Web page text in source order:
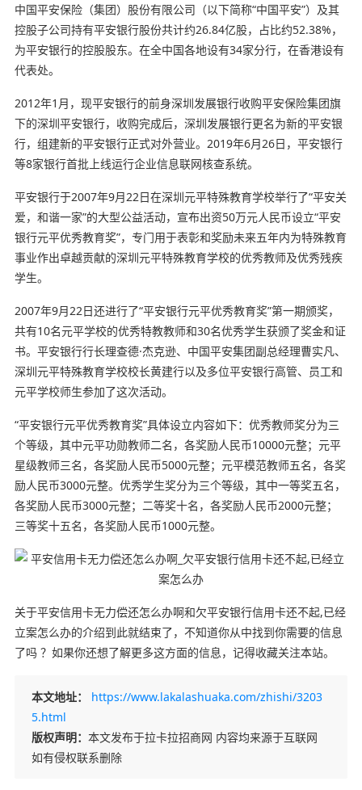
中国平安保险（集团）股份有限公司（以下简称“中国平安”）及其
控股子公司持有平安银行股份共计约26.84亿股，占比约52.38%，
为平安银行的控股股东。在全中国各地设有34家分行，在香港设有
代表处。
2012年1月，现平安银行的前身深圳发展银行收购平安保险集团旗
下的深圳平安银行，收购完成后，深圳发展银行更名为新的平安银
行，组建新的平安银行正式对外营业。2019年6月26日，平安银行
等8家银行首批上线运行企业信息联网核查系统。
平安银行于2007年9月22日在深圳元平特殊教育学校举行了“平安关
爱，和谐一家”的大型公益活动，宣布出资50万元人民币设立“平安
银行元平优秀教育奖”，专门用于表彰和奖励未来五年内为特殊教育
事业作出卓越贡献的深圳元平特殊教育学校的优秀教师及优秀残疾
学生。
2007年9月22日还进行了“平安银行元平优秀教育奖”第一期颁奖，
共有10名元平学校的优秀特教教师和30名优秀学生获颁了奖金和证
书。平安银行行长理查德·杰克逊、中国平安集团副总经理曹实凡、
深圳元平特殊教育学校校长黄建行以及多位平安银行高管、员工和
元平学校师生参加了这次活动。
“平安银行元平优秀教育奖”具体设立内容如下：优秀教师奖分为三
个等级，其中元平功勋教师二名，各奖励人民币10000元整；元平
星级教师三名，各奖励人民币5000元整；元平模范教师五名，各奖
励人民币3000元整。优秀学生奖分为三个等级，其中一等奖五名，
各奖励人民币3000元整；二等奖十名，各奖励人民币2000元整；
三等奖十五名，各奖励人民币1000元整。
关于平安信用卡无力偿还怎么办啊和欠平安银行信用卡还不起,已经
立案怎么办的介绍到此就结束了，不知道你从中找到你需要的信息
了吗 ？如果你还想了解更多这方面的信息，记得收藏关注本站。
本文地址：
https://www.lakalashuaka.com/zhishi/3203
5.html
版权声明： 本文发布于拉卡拉招商网 内容均来源于互联网
如有侵权联系删除